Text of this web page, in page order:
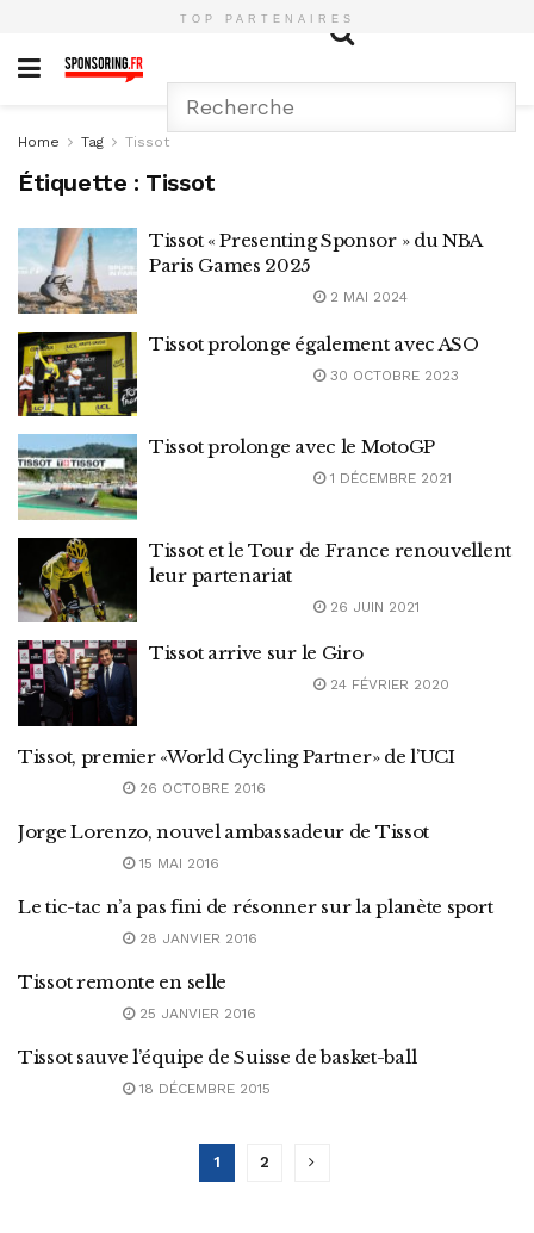
TOP PARTENAIRES
Home Tag Tissot
Étiquette : Tissot
Tissot « Presenting Sponsor » du NBA
Paris Games 2025
2 MAI 2024
Tissot prolonge également avec ASO
30 OCTOBRE 2023
Tissot prolonge avec le MotoGP
1 DÉCEMBRE 2021
Tissot et le Tour de France renouvellent
leur partenariat
26 JUIN 2021
Tissot arrive sur le Giro
24 FÉVRIER 2020
Tissot, premier «World Cycling Partner» de l’UCI
26 OCTOBRE 2016
Jorge Lorenzo, nouvel ambassadeur de Tissot
15 MAI 2016
Le tic-tac n’a pas fini de résonner sur la planète sport
28 JANVIER 2016
Tissot remonte en selle
25 JANVIER 2016
Tissot sauve l’équipe de Suisse de basket-ball
18 DÉCEMBRE 2015
1 2